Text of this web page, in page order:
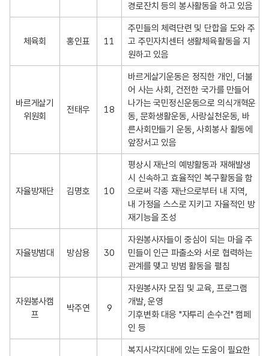
경로잔치 등의 봉사활동을 하고 있음
체육회 홍인표 11
주민들의 체력단련 및 단합을 도와 주
고 주민자치센터 생활체육활동을 지
원하고 있음
바르게살기
위원회
전태우 18
바르게살기운동은 정직한 개인, 더불
어 사는 사회, 건전한 국가를 만들어
나가는 국민정신운동으로 의식개혁운
동, 문화생활운동, 사랑실천운동, 바
른사회만들기 운동, 사회봉사 활동에
앞장서고 있음
자율방재단 김명호 10
평상시 재난의 예방활동과 재해발생
시 신속하고 효율적인 복구활동을 함
으로써 각종 재난으로부터 내 지역,
내 가정을 스스로 지키고 자율적인 방
재기능을 조성
자율방범대 방삼용 30
자원봉사자들이 중심이 되는 마을 주
민들이 인근 파출소와 서로 협력하는
관계를 맺고 방범 활동을 펼침
자원봉사캠
프
박주연 9
자원봉사자 모집 및 교육, 프로그램
개발, 운영
기후변화 대응 "자투리 손수건" 캠페
인 등
복지사각지대에 있는 도움이 필요한